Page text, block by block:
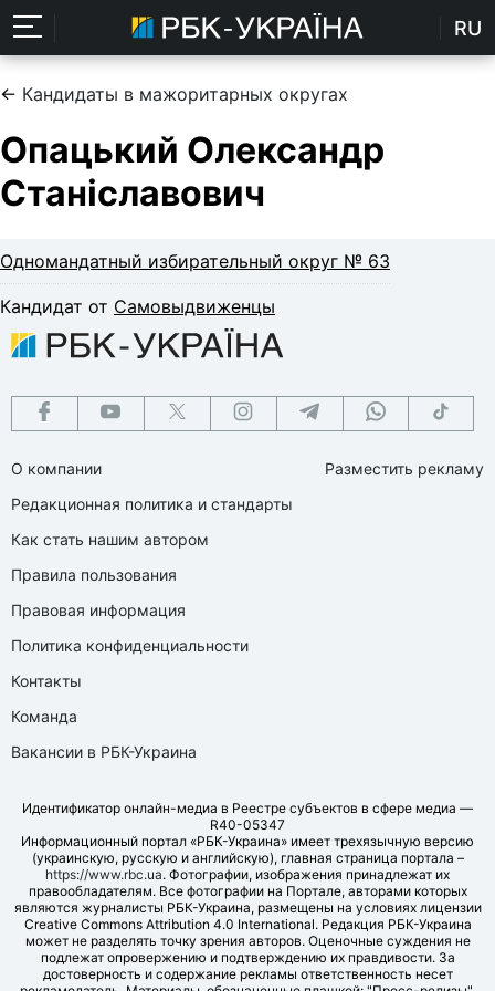
RU
← Кандидаты в мажоритарных округах
Опацький Олександр
Станіславович
Одномандатный избирательный округ № 63
Кандидат от Самовыдвиженцы
О компании
Редакционная политика и стандарты
Как стать нашим автором
Правила пользования
Правовая информация
Политика конфиденциальности
Контакты
Команда
Вакансии в РБК-Украина
Разместить рекламу
Идентификатор онлайн-медиа в Реестре субъектов в сфере медиа —
R40-05347
Информационный портал «РБК-Украина» имеет трехязычную версию
(украинскую, русскую и английскую), главная страница портала –
https://www.rbc.ua. Фотографии, изображения принадлежат их
правообладателям. Все фотографии на Портале, авторами которых
являются журналисты РБК-Украина, размещены на условиях лицензии
Creative Commons Attribution 4.0 International. Редакция РБК-Украина
может не разделять точку зрения авторов. Оценочные суждения не
подлежат опровержению и подтверждению их правдивости. За
достоверность и содержание рекламы ответственность несет